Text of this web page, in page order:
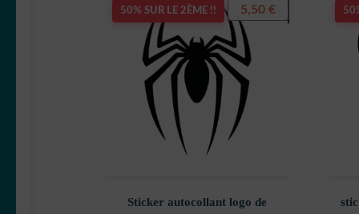
50% SUR LE 2ÈME !!
Sticker autocollant logo de
5,50€